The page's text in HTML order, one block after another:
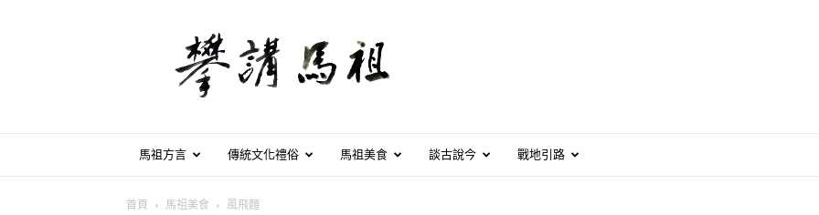
馬祖方言 傳統文化禮俗 馬祖美食 談古說今 戰地引路
首頁 馬祖美食
風飛麵